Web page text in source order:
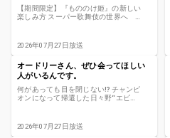
【期間限定】『もののけ姫』の新しい
楽しみ方 スーパー歌舞伎の世界へ
2026年07月27日放送
オードリーさん、ぜひ会ってほしい
人がいるんです。
何があっても目を閉じない⁉ チャンピ
オンになって帰還した日々野“エビ
2026年07月27日放送